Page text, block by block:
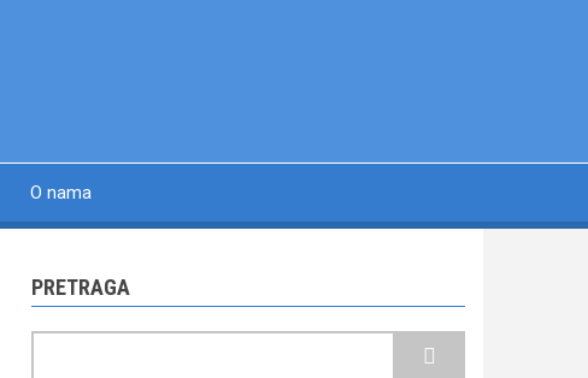
O nama
PRETRAGA